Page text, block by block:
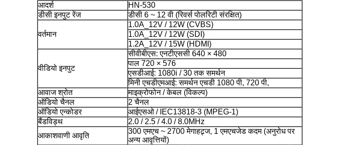
आदर्श
HN-530
डीसी इनपुट रेंज
डीसी 6 ~ 12 वी (रिवर्स पोलरिटी संरक्षित)
वर्तमान
1.0A_12V / 12W (CVBS)
1.0A_12V / 12W (SDI)
1.2A_12V / 15W (HDMI)
वीडियो इनपुट
सीवीबीएस: एनटीएससी 640 × 480
पाल 720 × 576
एसडीआई: 1080i / 30 तक समर्थन
मिनी एचडीएमआई: समर्थन एचडी 1080 पी, 720 पी,
आवाज श्रोत
माइक्रोफोन / केबल (विकल्प)
ऑडियो चैनल
2 चैनल
ऑडियो एन्कोडर
आईएसओ / IEC13818-3 (MPEG-1)
बैंडविड्थ
2.0 / 2.5 / 4.0 / 8.0MHz
आकाशवाणी आवृति
300 एमएच ~ 2700 मेगाहट्र्ज, 1 एमएचजेड कदम (अनुरोध पर
अन्य आवृत्तियों)